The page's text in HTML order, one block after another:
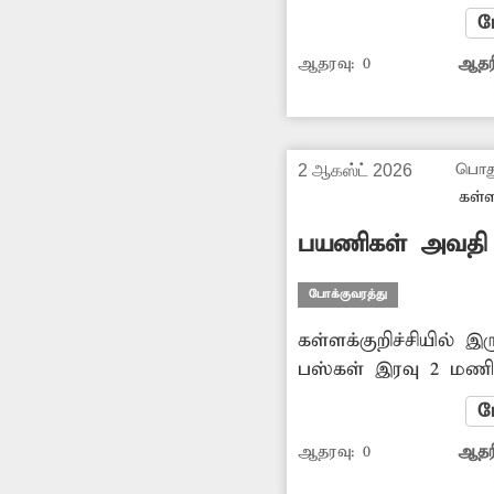
பயணிகளை ஏற்றி
போக்குவரத்து
விபத்துகளும்
இதுகுறித்து
செய்து நடவடிக்கை
ஆதரவு:0
2 ஆகஸ்ட் 2026
பயணிகள் அவதி
போக்குவரத்து
கள்ளக்குறிச்சியில்
பஸ்கள் இரவு 2
மணி வரை
இதனால்
மாணவர்கள்,
ஆதரவு:0